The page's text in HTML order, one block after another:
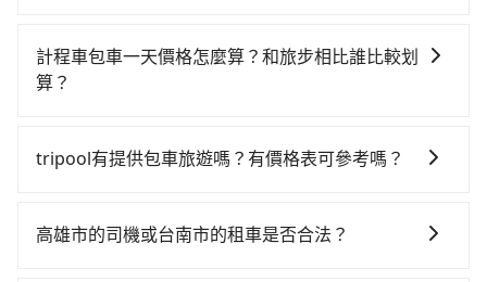
搭上小黃後約花45分鐘、車費1,000元後，抵達頑皮世界
野生動物園 (台南市學甲區) 的目的地。全程加上轉車時
接送，則每人平均花費約910元，費時1小時5分鐘。選
還不馬上來預約tripool！如果你是獨自一人乘車，也可
$115~205承租小轎車，每公里再額外加收$3.2，從高雄
市（仁武區）到頑皮世界野生動物園的花費預估為
時40元路邊停車費用預估進去，但額外的汽車保險與可
差的車款，如果人數超過四位，更是沒有較大的七人座
灣大車隊、Uber、Line Taxi、Yoxi等，如果在路邊攔不
到車，也可考慮打電話至附近的計程車隊，如倫永衛星
改選tripool的專車服務可再更便宜。但如果要考慮到回
20倍。雖然高雄市區到頑皮世界野生動物園的跳表小黃
計程車包車一天價格怎麼算？和旅步相比誰比較划
算？
格通常是根據時間或距離來計算，而且在不同城市和地
之前，最好先詢問清楚具體價格和注意事項。相比之
tripool有提供包車旅遊嗎？有價格表可參考嗎？
的包車旅遊，從單純的單趟接送到算時間的計時包車都
高雄市的司機或台南市的租車是否合法？